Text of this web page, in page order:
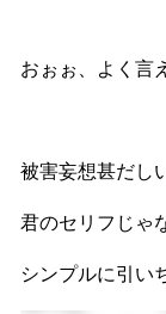
おぉぉ、よく言
被害妄想甚だし
君のセリフじゃ
シンプルに引い